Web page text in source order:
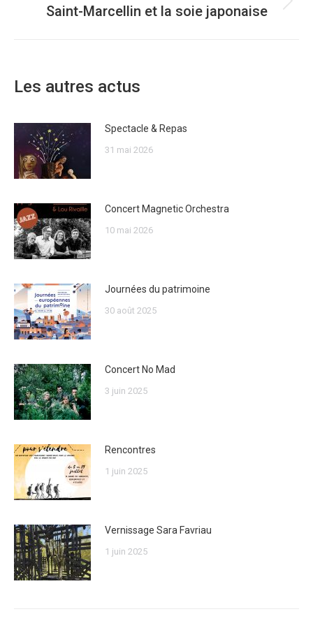
Article
Saint-Marcellin et la soie japonaise
Les autres actus
Spectacle & Repas
31 mai 2026
Concert Magnetic Orchestra
10 mai 2026
Journées du patrimoine
30 août 2025
Concert No Mad
3 juin 2025
Rencontres
1 juin 2025
Vernissage Sara Favriau
1 juin 2025